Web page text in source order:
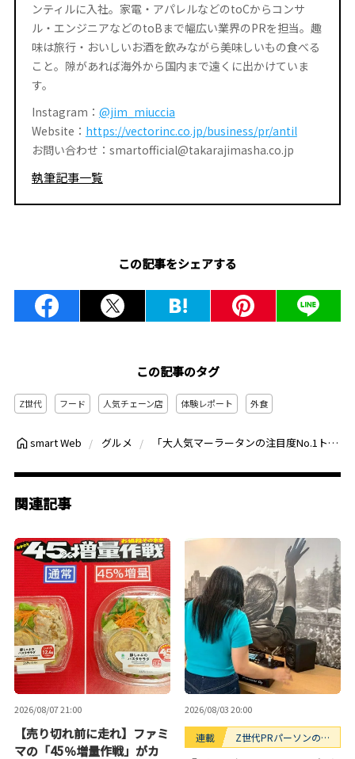
ンティルに入社。家電・アパレルなどのtoCからコンサ
ル・エンジニアなどのtoBまで幅広い業界のPRを担当。趣
味は旅行・おいしいお酒を飲みながら美味しいもの食べる
こと。隙があれば海外から国内まで遠くに出かけていま
す。
Instagram： @jim_miuccia
Website： https://vectorinc.co.jp/business/pr/antil
お問い合わせ：smartofficial@takarajimasha.co.jp
執筆記事一覧
この記事をシェアする
この記事のタグ
Z世代 フード 人気チェーン店 体験レポート 外食
smart Web グルメ 「大人気マーラータンの注目度No.1トッピング」ブンモジャって何？Z世代はみんな知ってる最新食材を食べられるお店3選
関連記事
2026/08/07 21:00
【売り切れ前に走れ】ファミ
マの「45％増量作戦」がカ
2026/08/03 20:00
連載
Z世代PRパーソンのキ